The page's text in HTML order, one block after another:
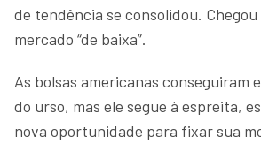
de tendência se consolidou. Chegou
mercado “de baixa”.
As bolsas americanas conseguiram
do urso, mas ele segue à espreita,
nova oportunidade para fixar sua